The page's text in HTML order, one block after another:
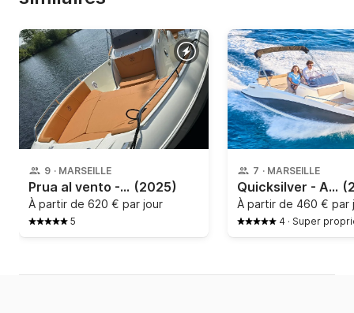
9 · MARSEILLE
Prua al vento - Jaguar 7 (2025)
À partir de 620 € par jour
5
7 · MARSEILLE
Quicksilver - Activ 605 Open
À partir de 460 € par
4 · Super